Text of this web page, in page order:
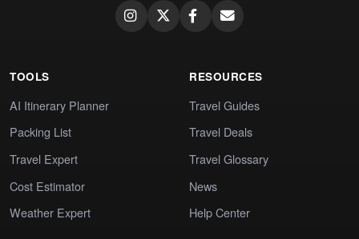
TOOLS
AI Itinerary Planner
Packing List
Travel Expert
Cost Estimator
Weather Expert
RESOURCES
Travel Guides
Travel Deals
Travel Glossary
News
Help Center